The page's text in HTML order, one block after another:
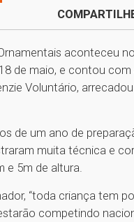
aconteceu
de maio, e contou
Voluntário,
de um ano de
muita técnica e
e 5m de altura.
“toda criança tem
competindo